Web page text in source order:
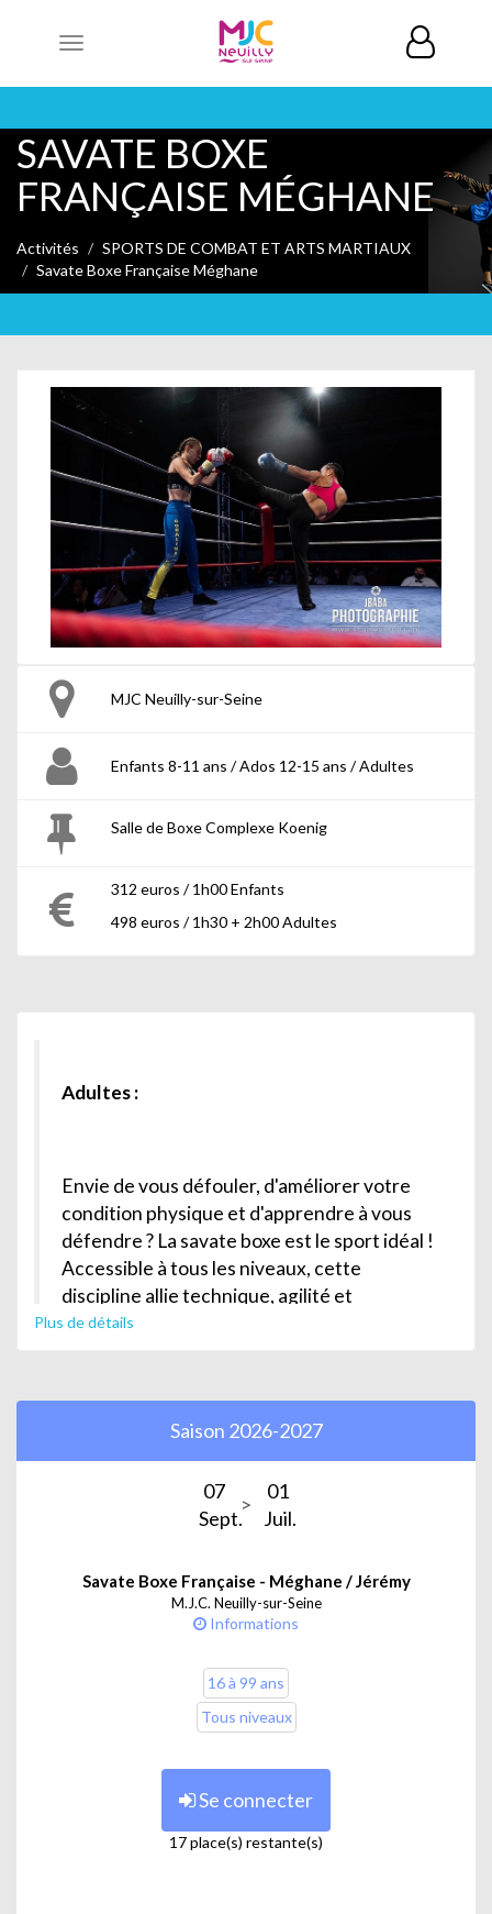
Toggle
SAVATE BOXE
FRANÇAISE MÉGHANE
Activités
SPORTS DE COMBAT ET ARTS MARTIAUX
Savate Boxe Française Méghane
MJC Neuilly-sur-Seine
Enfants 8-11 ans / Ados 12-15 ans / Adultes
Salle de Boxe Complexe Koenig
312 euros / 1h00 Enfants
498 euros / 1h30 + 2h00 Adultes
Adultes :
Envie de vous défouler, d'améliorer votre
condition physique et d'apprendre à vous
défendre ? La savate boxe est le sport idéal !
Accessible à tous les niveaux, cette
discipline allie technique, agilité et
puissance dans une ambiance
corps et votre confiance.
Enfants :
Apprends à te défendre, développe ta
force, ton agilité et ta confiance en toi dans
une ambiance dynamique. Rejoins nous et
Plus de détails
Saison 2026-2027
07
Sept.
01
Juil.
Savate Boxe Française - Méghane / Jérémy
M.J.C. Neuilly-sur-Seine
Informations
16 à 99 ans
Tous niveaux
Se connecter
17 place(s) restante(s)